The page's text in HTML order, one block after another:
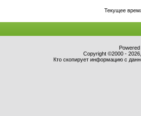
Текущее
Copyright ©2000 -
Кто скопирует информацию с